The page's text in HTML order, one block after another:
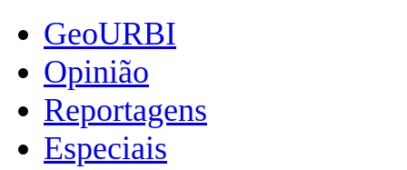
GeoURBI
Opinião
Reportagens
Especiais